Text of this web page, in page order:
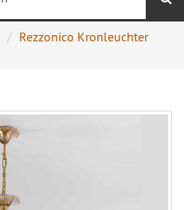
Rezzonico Kronleuchter